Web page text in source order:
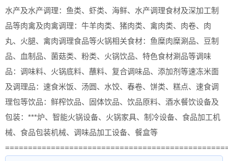
水产及水产调理：鱼类、虾类、海鲜、水产调理食材及深加工制
品等肉禽及肉禽调理：牛羊肉类、猪肉类、禽肉类、肉卷、肉
丸、火腿、禽肉调理食品等火锅相关食材：鱼糜肉糜涮品、豆制
品、血制品、菌菇类、粉类、火锅饮品、特色食材涮品等调味
品：调味料、火锅底料、蘸料、复合调味品、添加剂等速冻米面
及调理品：速食米饭、汤圆、水饺、春卷、饼类、糕点、速食调
理包等饮品：鲜榨饮品、固体饮品、饮品原料、酒水餐饮设备及
包装：***炉、智能火锅设备、火锅家具、制冷设备、食品加工机
械、食品包装机械、调味品加工设备、餐盒等